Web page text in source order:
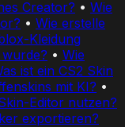
Creator? • Wie
• Wie erstelle
Kleidung
• Wie
ist ein CS2 Skin
mit KI? •
Editor nutzen?
exportieren?